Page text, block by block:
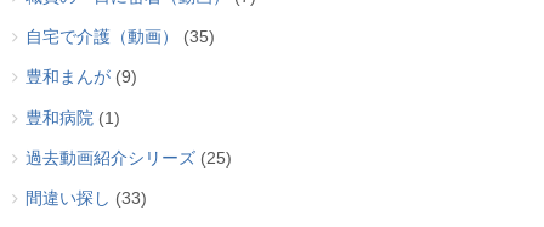
自宅で介護（動画） (35)
豊和まんが (9)
豊和病院 (1)
過去動画紹介シリーズ (25)
間違い探し (33)